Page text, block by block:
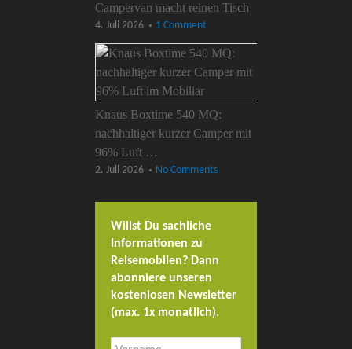
Campervan macht reinen Tisch
4. Juli 2026 1 Comment
Knaus Boxtime 540 MQ:
nachhaltiger kurzer Camper mit
96% Luft …
2. Juli 2026 No Comments
Willst Du sachliche
Informationen zu
Reisemobilen? Dann
abonniere unseren
kostenlosen Newsletter
(max. 1x monatlich).